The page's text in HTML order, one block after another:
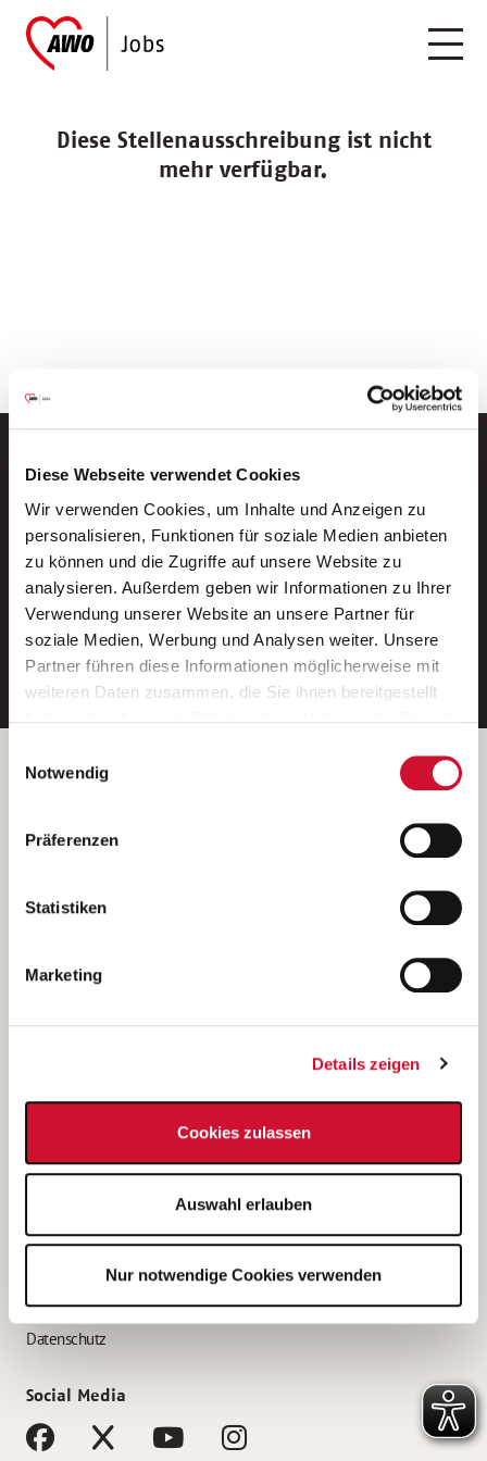
Diese Webseite verwendet Cookies
Wir verwenden Cookies, um Inhalte und Anzeigen zu
personalisieren, Funktionen für soziale Medien anbieten
zu können und die Zugriffe auf unsere Website zu
analysieren. Außerdem geben wir Informationen zu Ihrer
Verwendung unserer Website an unsere Partner für
soziale Medien, Werbung und Analysen weiter. Unsere
Partner führen diese Informationen möglicherweise mit
weiteren Daten zusammen, die Sie ihnen bereitgestellt
Wenn Sie auf „Cookies zulassen“ klicken, so stimmen
Sie der Speicherung sämtlicher Cookies zu. Sie können
Ihre Einwilligung selbstverständlich jederzeit widerrufen,
indem Sie die Cookie-Einstellungen aufrufen und diese
unsererDatenschutzerklärung
Notwendig
Präferenzen
Statistiken
Marketing
Details zeigen
Cookies zulassen
Auswahl erlauben
Nur notwendige Cookies verwenden
Diese Stellenausschreibung ist nicht
mehr verfügbar.
Neue Stellen per E-Mail.
Ein kostenloser Service von AWO
Jobs.
E-Mail-Adresse eintragen
Betreiber der Webseite
Kantstraße 45a
(Ein Tochterunternehmen des AWO Bezirksverbandes Unterfranken
e.V.)
Bewerbung als Altenpflegehelfer*in
Bewerbung als Erzieher*in
AWO Gliederungen nach Bundesland
Impressum
Datenschutz
Social Media